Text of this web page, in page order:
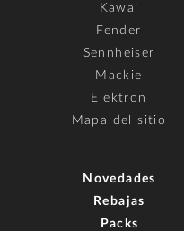
Kawai
Fender
Sennheiser
Mackie
Elektron
Mapa del sitio
Novedades
Rebajas
Packs